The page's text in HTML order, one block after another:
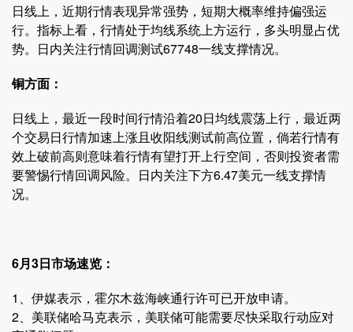
日线上，近期行情表现异常强势，短期大概率维持偏强运
行。指标上看，行情处于均线系统上方运行，多头明显占优
势。日内关注行情回调测试67748一线支撑情况。
铜方面：
日线上，最近一段时间行情沿着20日均线震荡上行，最近两
个交易日行情加速上涨且收阳线测试前高位置，倘若行情有
效上破前高则意味着行情有望打开上行空间，否则投资者需
要警惕行情回调风险。日内关注下方6.47美元一线支撑情
况。
6月3日市场速览：
1、伊媒表示，霍尔木兹海峡通行许可已开放申请。
2、美联储哈马克表示，美联储可能需要尽快采取行动应对